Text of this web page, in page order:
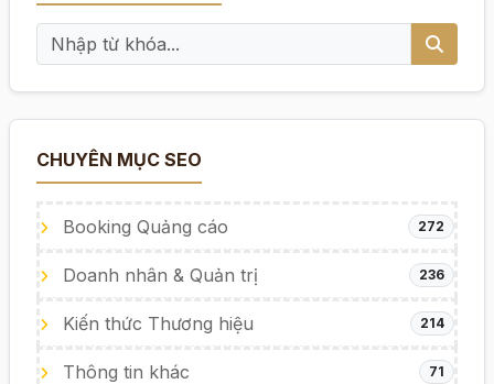
CHUYÊN MỤC SEO
Booking Quảng cáo 272
Doanh nhân & Quản trị 236
Kiến thức Thương hiệu 214
Thông tin khác 71